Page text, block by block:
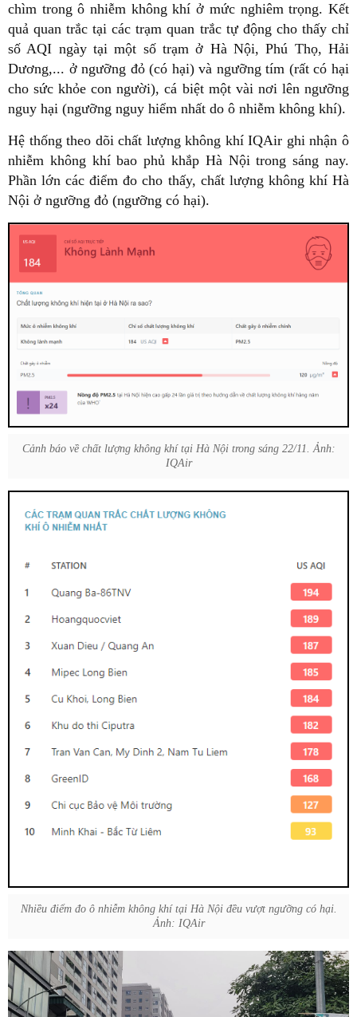
chìm trong ô nhiễm không khí ở mức nghiêm trọng. Kết
quả quan trắc tại các trạm quan trắc tự động cho thấy chỉ
số AQI ngày tại một số trạm ở Hà Nội, Phú Thọ, Hải
Dương,... ở ngưỡng đỏ (có hại) và ngưỡng tím (rất có hại
cho sức khỏe con người), cá biệt một vài nơi lên ngưỡng
nguy hại (ngưỡng nguy hiểm nhất do ô nhiễm không khí).
Hệ thống theo dõi chất lượng không khí IQAir ghi nhận ô
nhiễm không khí bao phủ khắp Hà Nội trong sáng nay.
Phần lớn các điểm đo cho thấy, chất lượng không khí Hà
Nội ở ngưỡng đỏ (ngưỡng có hại).
Cảnh báo về chất lượng không khí tại Hà Nội trong sáng 22/11. Ảnh:
IQAir
Nhiều điểm đo ô nhiễm không khí tại Hà Nội đều vượt ngưỡng có hại.
Ảnh: IQAir